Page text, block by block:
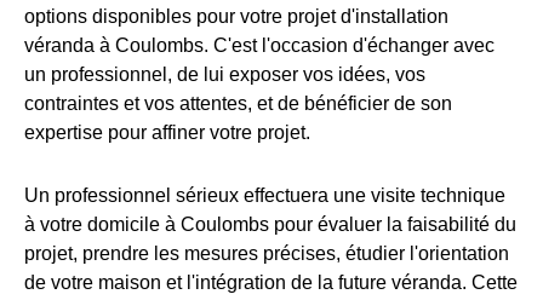
options disponibles pour votre projet d'installation
véranda à Coulombs. C'est l'occasion d'échanger avec
un professionnel, de lui exposer vos idées, vos
contraintes et vos attentes, et de bénéficier de son
expertise pour affiner votre projet.
Un professionnel sérieux effectuera une visite technique
à votre domicile à Coulombs pour évaluer la faisabilité du
projet, prendre les mesures précises, étudier l'orientation
de votre maison et l'intégration de la future véranda. Cette